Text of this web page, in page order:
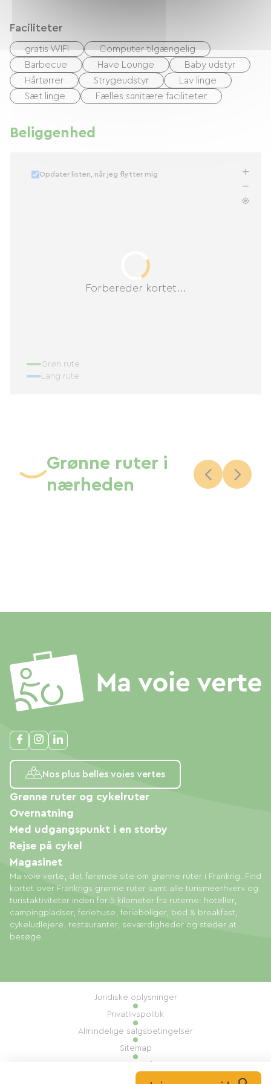
Faciliteter
gratis WIFI
Computer tilgængelig
Barbecue
Have Lounge
Baby udstyr
Hårtørrer
Strygeudstyr
Lav linge
Sæt linge
Fælles sanitære faciliteter
Beliggenhed
Forbereder kortet...
Opdater listen, når jeg flytter mig
Grøn rute
Lang rute
Grønne ruter i
nærheden
Nos plus belles voies vertes
Ma voie verte, det førende site om grønne ruter i Frankrig. Find
kortet over Frankrigs grønne ruter samt alle turismeerhverv og
turistaktiviteter inden for 5 kilometer fra ruterne: hoteller,
campingpladser, feriehuse, ferieboliger, bed & breakfast,
cykeludlejere, restauranter, seværdigheder og steder at
besøge.
Grønne ruter og cykelruter
Overnatning
Med udgangspunkt i en storby
Rejse på cykel
Magasinet
Juridiske oplysninger
Privatlivspolitik
Almindelige salgsbetingelser
Sitemap
Udført af: Mill, Privas